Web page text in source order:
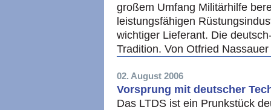
großem Umfang Militärhilfe
leistungsfähigen
wichtiger Lieferant. Die
Tradition. Von Otfried
02. August 2006
Vorsprung mit deutscher
Das LTDS ist ein Prunkstück